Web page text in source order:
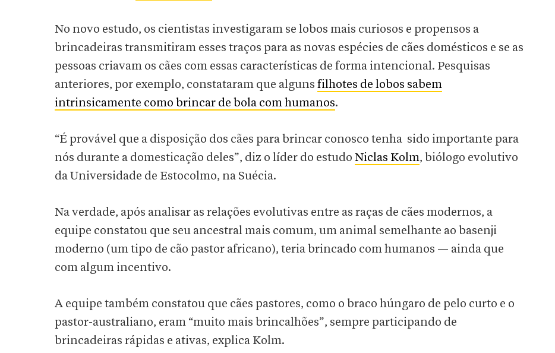
No novo estudo, os cientistas investigaram se lobos mais curiosos e propensos a
brincadeiras transmitiram esses traços para as novas espécies de cães domésticos e se as
pessoas criavam os cães com essas características de forma intencional. Pesquisas
anteriores, por exemplo, constataram que alguns filhotes de lobos sabem
intrinsicamente como brincar de bola com humanos.
“É provável que a disposição dos cães para brincar conosco tenha sido importante para
nós durante a domesticação deles”, diz o líder do estudo Niclas Kolm, biólogo evolutivo
da Universidade de Estocolmo, na Suécia.
Na verdade, após analisar as relações evolutivas entre as raças de cães modernos, a
equipe constatou que seu ancestral mais comum, um animal semelhante ao basenji
moderno (um tipo de cão pastor africano), teria brincado com humanos — ainda que
com algum incentivo.
A equipe também constatou que cães pastores, como o braco húngaro de pelo curto e o
pastor-australiano, eram “muito mais brincalhões”, sempre participando de
brincadeiras rápidas e ativas, explica Kolm.